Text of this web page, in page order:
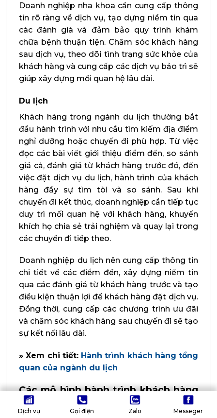
Doanh nghiệp nha khoa cần cung cấp thông
tin rõ ràng về dịch vụ, tạo dựng niềm tin qua
các đánh giá và đảm bảo quy trình khám
chữa bệnh thuận tiện. Chăm sóc khách hàng
sau dịch vụ, theo dõi tình trạng sức khỏe của
khách hàng và cung cấp các dịch vụ bảo trì sẽ
giúp xây dựng mối quan hệ lâu dài.
Du lịch
Khách hàng trong ngành du lịch thường bắt
đầu hành trình với nhu cầu tìm kiếm địa điểm
nghỉ dưỡng hoặc chuyến đi phù hợp. Từ việc
đọc các bài viết giới thiệu điểm đến, so sánh
giá cả, đánh giá từ khách hàng trước đó, đến
việc đặt dịch vụ du lịch, hành trình của khách
hàng đầy sự tìm tòi và so sánh. Sau khi
chuyến đi kết thúc, doanh nghiệp cần tiếp tục
duy trì mối quan hệ với khách hàng, khuyến
khích họ chia sẻ trải nghiệm và quay lại trong
các chuyến đi tiếp theo.
Doanh nghiệp du lịch nên cung cấp thông tin
chi tiết về các điểm đến, xây dựng niềm tin
qua các đánh giá từ khách hàng trước và tạo
điều kiện thuận lợi để khách hàng đặt dịch vụ.
Đồng thời, cung cấp các chương trình ưu đãi
và chăm sóc khách hàng sau chuyến đi sẽ tạo
sự kết nối lâu dài.
» Xem chi tiết: Hành trình khách hàng tổng
quan của ngành du lịch
Các mô hình hành trình khách hàng
cơ bản
Dịch vụ Gọi điện Zalo Messeger